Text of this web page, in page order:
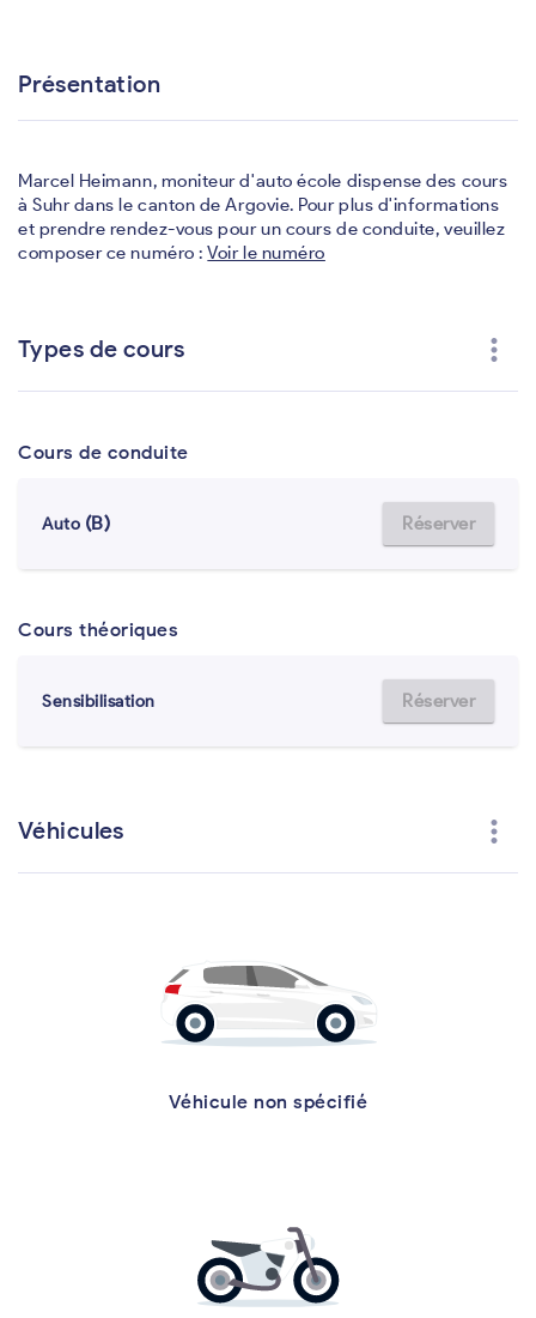
Présentation
Marcel Heimann, moniteur d'auto école dispense des cours
à Suhr dans le canton de Argovie. Pour plus d'informations
et prendre rendez-vous pour un cours de conduite, veuillez
composer ce numéro :Voir le numéro
Types de cours more_vert
Cours de conduite
Auto (B) Réserver
Cours théoriques
Sensibilisation Réserver
Véhicules more_vert
Véhicule non spécifié